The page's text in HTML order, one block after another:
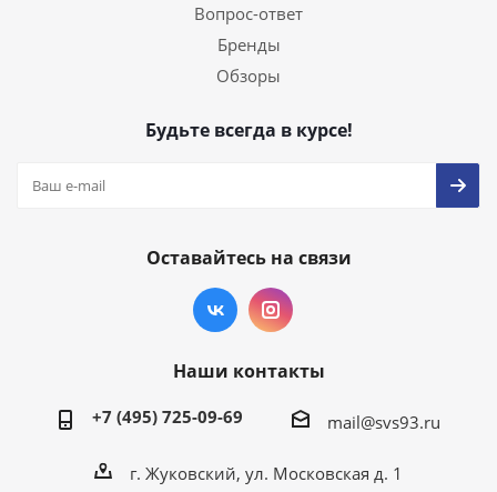
Вопрос-ответ
Бренды
Обзоры
Будьте всегда в курсе!
Оставайтесь на связи
Наши контакты
+7 (495) 725-09-69 mail@svs93.ru
г. Жуковский, ул. Московская д. 1